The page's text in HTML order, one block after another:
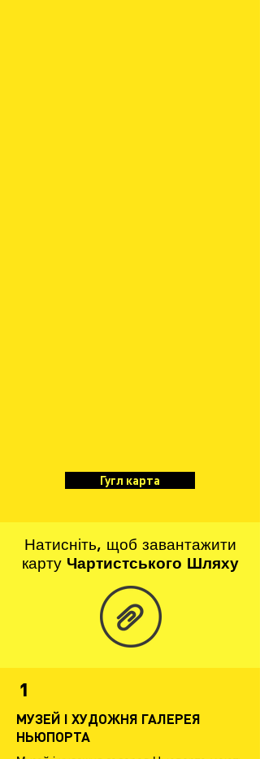
Гугл карта
Натисніть, щоб завантажити
карту Чартистського Шляху
1
МУЗЕЙ І ХУДОЖНЯ ГАЛЕРЕЯ
НЬЮПОРТА